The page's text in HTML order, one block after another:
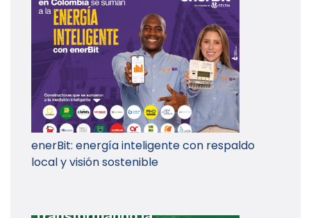
enerBit: energía inteligente con respaldo
local y visión sostenible